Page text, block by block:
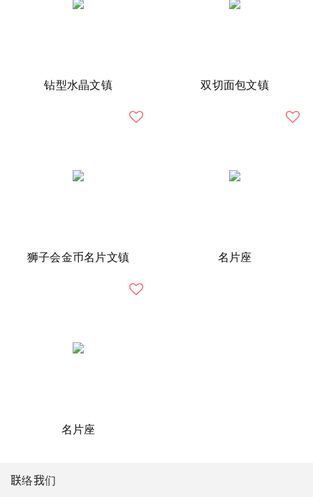
钻型水晶文镇 双切面包文镇
狮子会金币名片文镇 名片座
名片座
联络我们